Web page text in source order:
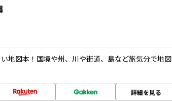
地図本！国境や州、川や街道、島など旅気分で地図
詳細を見る